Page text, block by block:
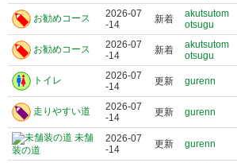
お勧めコース
2026-07
-14
新着
akutsutom
otsugu
お勧めコース
2026-07
-14
新着
akutsutom
otsugu
トイレ
2026-07
-14
更新 gurenn
走りやすい道
2026-07
-14
更新 gurenn
未舗
装の道
2026-07
-14
更新 gurenn